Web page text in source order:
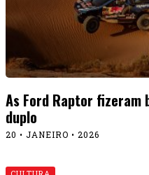
As Ford Raptor fizeram
duplo
20 • JANEIRO • 2026